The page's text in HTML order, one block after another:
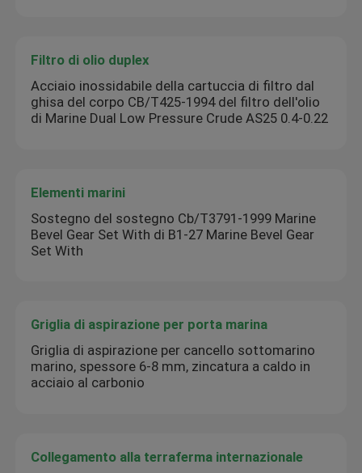
Filtro di olio duplex
Acciaio inossidabile della cartuccia di filtro dal
ghisa del corpo CB/T425-1994 del filtro dell'olio
di Marine Dual Low Pressure Crude AS25 0.4-0.22
Elementi marini
Sostegno del sostegno Cb/T3791-1999 Marine
Bevel Gear Set With di B1-27 Marine Bevel Gear
Set With
Griglia di aspirazione per porta marina
Griglia di aspirazione per cancello sottomarino
marino, spessore 6-8 mm, zincatura a caldo in
acciaio al carbonio
Collegamento alla terraferma internazionale